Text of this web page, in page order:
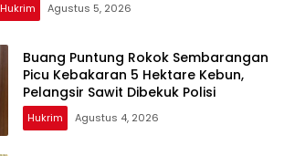
Hukrim Agustus 5, 2026
Buang Puntung Rokok Sembarangan
Picu Kebakaran 5 Hektare Kebun,
Pelangsir Sawit Dibekuk Polisi
Hukrim Agustus 4, 2026